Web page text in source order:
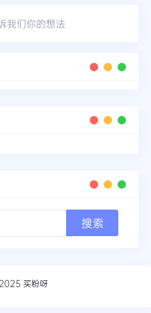
我们你的想法
买粉呀